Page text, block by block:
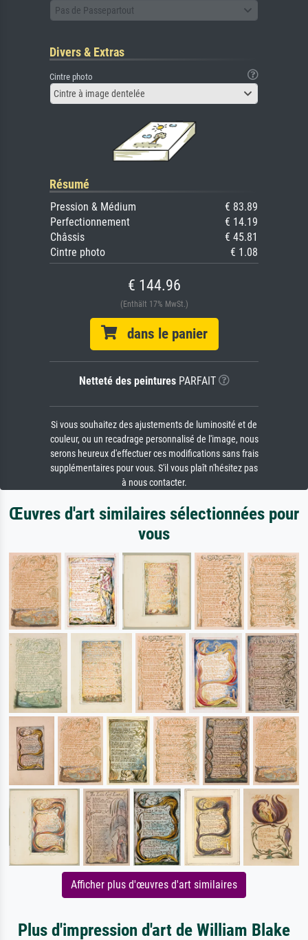
Pas de Passepartout
Divers & Extras
Cintre photo
Cintre à image dentelée
Résumé
Pression & Médium
€ 83.89
Perfectionnement
€ 14.19
Châssis
€ 45.81
Cintre photo
€ 1.08
€ 144.96
(Enthält 17% MwSt.)
dans le panier
Netteté des peinturesPARFAIT
Si vous souhaitez des ajustements de luminosité et de
couleur, ou un recadrage personnalisé de l'image, nous
serons heureux d'effectuer ces modifications sans frais
supplémentaires pour vous. S'il vous plaît n'hésitez pas
à nous contacter.
Œuvres d'art similaires sélectionnées pour
vous
Afficher plus d'œuvres d'art similaires
Plus d'impression d'art de William Blake